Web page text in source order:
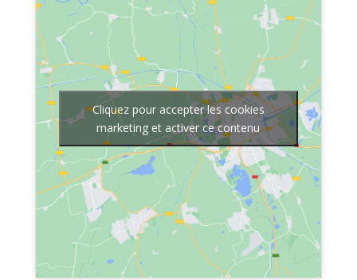
Cliquez pour accepter les cookies
marketing et activer ce contenu